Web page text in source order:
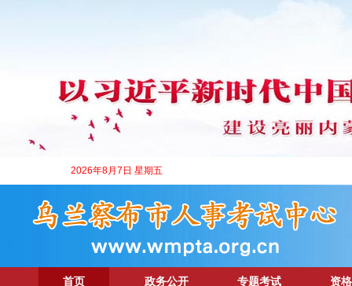
2026年8月7日 星期五
首页 政务公开 专题考试 资